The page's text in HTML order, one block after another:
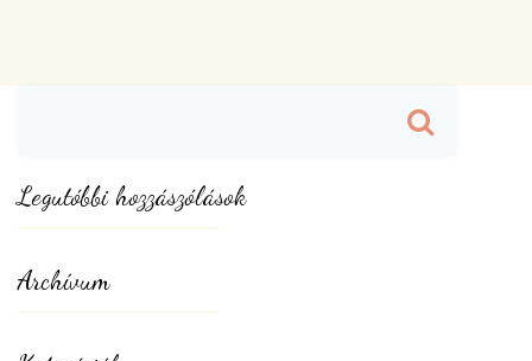
Legutóbbi hozzászólások
Archívum